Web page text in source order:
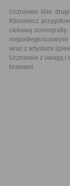
Uczniowie klas
Klincewicz
ciekawą
wraz z artystami
Uczniowie z uwagą i
brawami.